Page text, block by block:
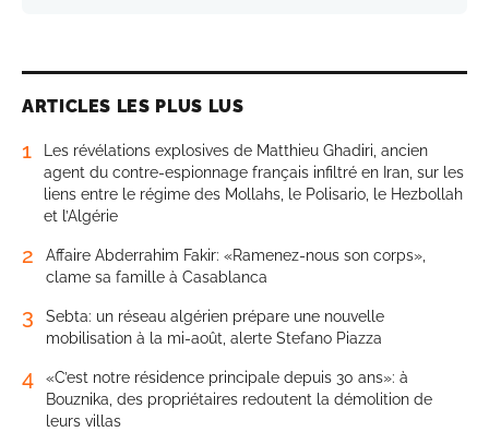
ARTICLES LES PLUS LUS
1
Les révélations explosives de Matthieu Ghadiri, ancien
agent du contre-espionnage français infiltré en Iran, sur les
liens entre le régime des Mollahs, le Polisario, le Hezbollah
et l’Algérie
2
Affaire Abderrahim Fakir: «Ramenez-nous son corps»,
clame sa famille à Casablanca
3
Sebta: un réseau algérien prépare une nouvelle
mobilisation à la mi-août, alerte Stefano Piazza
4
«C’est notre résidence principale depuis 30 ans»: à
Bouznika, des propriétaires redoutent la démolition de
leurs villas